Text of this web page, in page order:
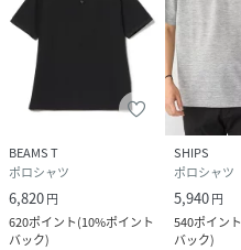
BEAMS T
ポロシャツ
6,820円
620ポイント(10%ポイント
バック)
SHIPS
ポロシャツ
5,940円
540ポイント
バック)